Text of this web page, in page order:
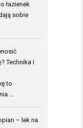
łazienek
sobie
Technika i
to
…
– lek na